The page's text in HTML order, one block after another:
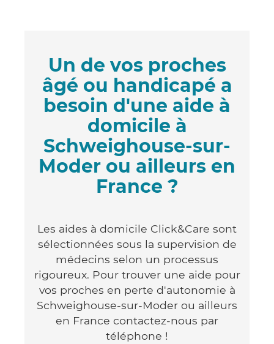
Un de vos proches
âgé ou handicapé a
besoin d'une aide à
domicile à
Schweighouse-sur-
Moder ou ailleurs en
France ?
Les aides à domicile Click&Care sont
sélectionnées sous la supervision de
médecins selon un processus
rigoureux. Pour trouver une aide pour
vos proches en perte d'autonomie à
Schweighouse-sur-Moder ou ailleurs
en France contactez-nous par
téléphone !